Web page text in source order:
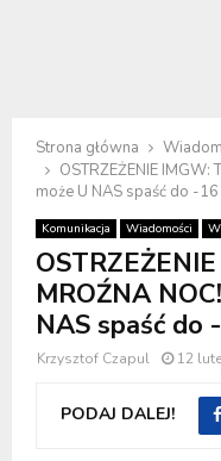
Strona główna
OSTRZEŻENIE
może U NAS spaść do -
Komunikacja Wiadomości
MROŹNA
NAS spaść do
Krzysztof Czapul 12
PODAJ DALEJ!